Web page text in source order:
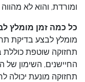
ומורדת, והוא לא
כל כמה זמן מומלץ
מומלץ לבצע בדיקת
תחזוקה שוטפת כוללת
החיישנים, השימון של
תחזוקה מונעת יכולה